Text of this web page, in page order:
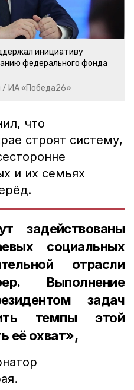
инициативу
федерального фонда
/ ИА «Победа26»
что
строят систему,
и их семьях
задействованы
социальных
отрасли
Выполнение
задач
темпы этой
её охват»,